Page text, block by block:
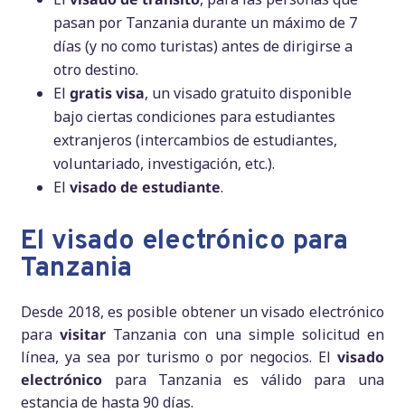
pasan por Tanzania durante un máximo de 7
días (y no como turistas) antes de dirigirse a
otro destino.
Elgratis visa, un visado gratuito disponible
bajo ciertas condiciones para estudiantes
extranjeros (intercambios de estudiantes,
voluntariado, investigación, etc.).
Elvisado de estudiante.
El visado electrónico para
Tanzania
Desde 2018, es posible obtener un visado electrónico
paravisitar Tanzania con una simple solicitud en
línea, ya sea por turismo o por negocios. El visado
electrónico para Tanzania es válido para una
estancia de hasta 90 días.